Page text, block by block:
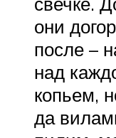
они
после –
над
копьем,
да